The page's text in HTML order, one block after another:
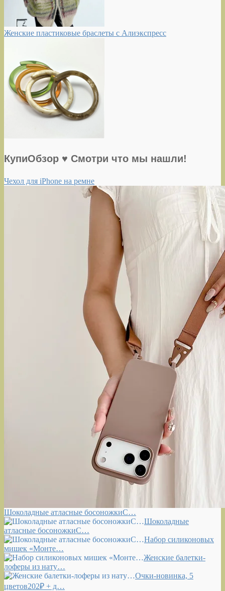
Женские пластиковые браслеты с Алиэкспресс
КупиОбзор ♥ Смотри что мы нашли!
Чехол для iPhone на ремне
Шоколадные атласные босоножкиС…
Шоколадные
атласные босоножкиС…
Набор силиконовых
мишек «Монте…
Женские балетки-
лоферы из нату…
Очки-новинка, 5
цветов202₽ + д…